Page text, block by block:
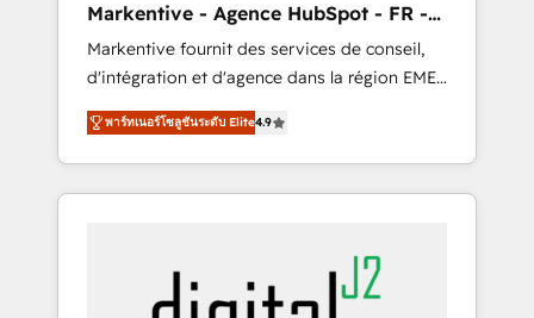
know what you don't know'
recommendations to maximize conversions!
OTF is an Elite Partner (top 1% of 6,500+
Partners) and was named 2023 HubSpot
Partner of the Year 💥 Trusted by 2,500+
companies to help them scale and close
more business, by using HubSpot (the right
www.onthefuze.com/hubspot-admin Contact
us to learn more!
Markentive - Agence HubSpot - FR -
EN
Markentive fournit des services de conseil,
d'intégration et d'agence dans la région EMEA
et North America. Avec plus de 115 experts en
marketing automation, Growth, Revops, CRM
et webdesign. Markentive is both a
consulting firm, a digital agency and an
webdesign (We focus on EMEA - USA
customers).
พาร์ทเนอร์โซลูชันระดับ Elite4.9